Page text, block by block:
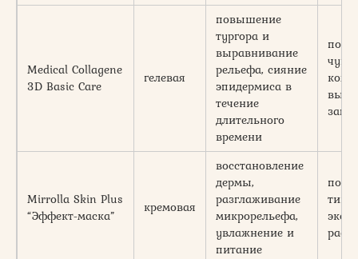
Medical Collagene
3D Basic Care
гелевая
повышение
тургора и
выравнивание
рельефа, сияние
эпидермиса в
течение
длительного
времени
Mirrolla Skin Plus
“Эффект-маска”
кремовая
восстановление
дермы,
разглаживание
микрорельефа,
увлажнение и
питание